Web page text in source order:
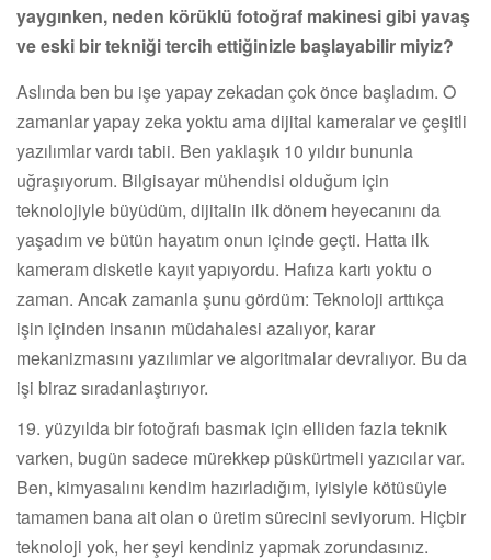
yaygınken, neden körüklü fotoğraf makinesi gibi yavaş
ve eski bir tekniği tercih ettiğinizle başlayabilir miyiz?
Aslında ben bu işe yapay zekadan çok önce başladım. O
zamanlar yapay zeka yoktu ama dijital kameralar ve çeşitli
yazılımlar vardı tabii. Ben yaklaşık 10 yıldır bununla
uğraşıyorum. Bilgisayar mühendisi olduğum için
teknolojiyle büyüdüm, dijitalin ilk dönem heyecanını da
yaşadım ve bütün hayatım onun içinde geçti. Hatta ilk
kameram disketle kayıt yapıyordu. Hafıza kartı yoktu o
zaman. Ancak zamanla şunu gördüm: Teknoloji arttıkça
işin içinden insanın müdahalesi azalıyor, karar
mekanizmasını yazılımlar ve algoritmalar devralıyor. Bu da
işi biraz sıradanlaştırıyor.
19. yüzyılda bir fotoğrafı basmak için elliden fazla teknik
varken, bugün sadece mürekkep püskürtmeli yazıcılar var.
Ben, kimyasalını kendim hazırladığım, iyisiyle kötüsüyle
tamamen bana ait olan o üretim sürecini seviyorum. Hiçbir
teknoloji yok, her şeyi kendiniz yapmak zorundasınız.